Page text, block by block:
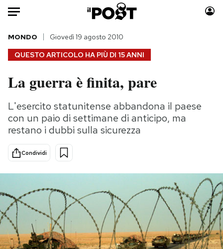
Auto
HOME
Italia
Politica
Tecnologia
Scienza
Moda
Consumismi
Storie/Idee
Mondiali calcio 2026
PODCAST
QUESTO ARTICOLO HA PIÙ DI 15 ANNI
MONDO Giovedì 19 agosto 2010
La guerra è finita, pare
L'esercito statunitense abbandona il paese
con un paio di settimane di anticipo, ma
restano i dubbi sulla sicurezza
Condividi